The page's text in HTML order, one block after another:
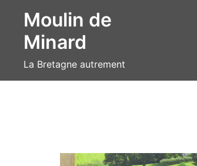
contenu
Moulin de
Minard
La Bretagne autrement